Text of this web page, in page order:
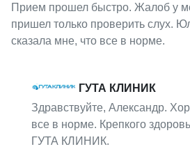
Прием прошел быстро. Жалоб у
пришел только проверить слух.
сказала мне, что все в норме.
ГУТА КЛИНИК
Здравствуйте, Александр.
все в норме. Крепкого
ГУТА КЛИНИК.